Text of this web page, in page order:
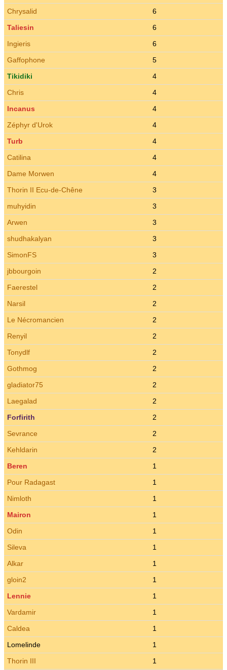
Chrysalid
6
Taliesin
6
Ingieris
6
Gaffophone
5
Tikidiki
4
Chris
4
Incanus
4
Zéphyr d'Urok
4
Turb
4
Catilina
4
Dame Morwen
4
Thorin II Ecu-de-Chêne
3
muhyidin
3
Arwen
3
shudhakalyan
3
SimonFS
3
jbbourgoin
2
Faerestel
2
Narsil
2
Le Nécromancien
2
Renyil
2
Tonydlf
2
Gothmog
2
gladiator75
2
Laegalad
2
Forfirith
2
Sevrance
2
Kehldarin
2
Beren
1
Pour Radagast
1
Nimloth
1
Mairon
1
Odin
1
Sileva
1
Alkar
1
gloin2
1
Lennie
1
Vardamir
1
Caldea
1
Lomelinde
1
Thorin III
1